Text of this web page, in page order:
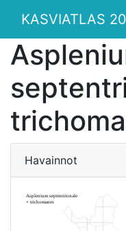
KASVIATLAS
Havainnot